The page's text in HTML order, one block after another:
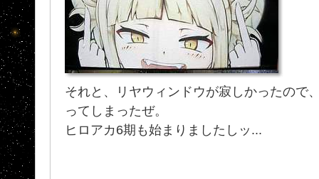
それと、リヤウィンドウが寂しかったので
ってしまったぜ。
ヒロアカ6期も始まりましたしッ...